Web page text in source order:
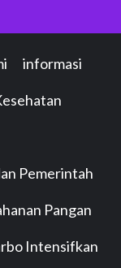
informasi
Pemerintah
Pangan
Intensifkan